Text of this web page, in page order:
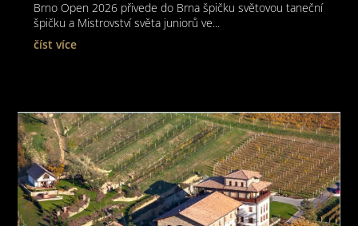
Brno Open 2026 přivede do Brna špičku světovou taneční
špičku a Mistrovství světa juniorů ve...
číst více